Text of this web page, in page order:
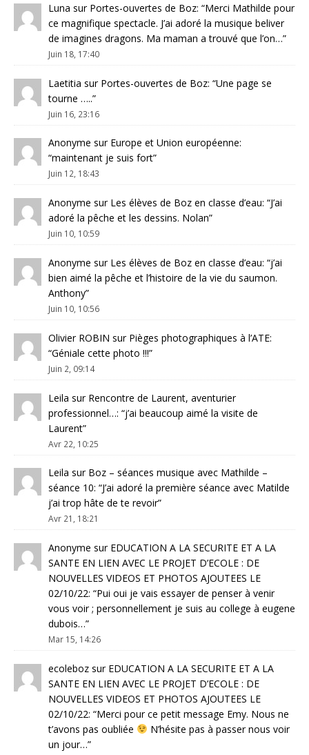
Luna sur Portes-ouvertes de Boz: “Merci Mathilde pour
ce magnifique spectacle. J’ai adoré la musique beliver
de imagines dragons. Ma maman a trouvé que l’on…”
Juin 18, 17:40
Laetitia sur Portes-ouvertes de Boz: “Une page se
tourne …..”
Juin 16, 23:16
Anonyme sur Europe et Union européenne:
“maintenant je suis fort”
Juin 12, 18:43
Anonyme sur Les élèves de Boz en classe d’eau: “J’ai
adoré la pêche et les dessins. Nolan”
Juin 10, 10:59
Anonyme sur Les élèves de Boz en classe d’eau: “j’ai
bien aimé la pêche et l’histoire de la vie du saumon.
Anthony”
Juin 10, 10:56
Olivier ROBIN sur Pièges photographiques à l’ATE:
“Géniale cette photo !!!”
Juin 2, 09:14
Leila sur Rencontre de Laurent, aventurier
professionnel…: “j’ai beaucoup aimé la visite de
Laurent”
Avr 22, 10:25
Leila sur Boz – séances musique avec Mathilde –
séance 10: “J’ai adoré la première séance avec Matilde
j’ai trop hâte de te revoir”
Avr 21, 18:21
Anonyme sur EDUCATION A LA SECURITE ET A LA
SANTE EN LIEN AVEC LE PROJET D’ECOLE : DE
NOUVELLES VIDEOS ET PHOTOS AJOUTEES LE
02/10/22: “Pui oui je vais essayer de penser à venir
vous voir ; personnellement je suis au college à eugene
dubois…”
Mar 15, 14:26
ecoleboz sur EDUCATION A LA SECURITE ET A LA
SANTE EN LIEN AVEC LE PROJET D’ECOLE : DE
NOUVELLES VIDEOS ET PHOTOS AJOUTEES LE
02/10/22: “Merci pour ce petit message Emy. Nous ne
t’avons pas oubliée
N’hésite pas à passer nous voir
un jour…”